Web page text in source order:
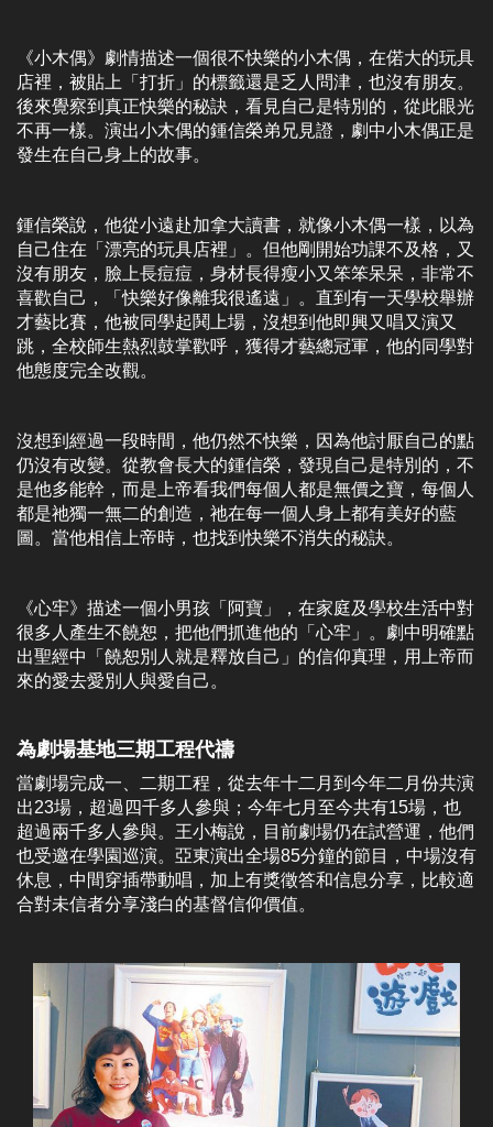
《小木偶》劇情描述一個很不快樂的小木偶，在偌大的玩具
店裡，被貼上「打折」的標籤還是乏人問津，也沒有朋友。
後來覺察到真正快樂的秘訣，看見自己是特別的，從此眼光
不再一樣。演出小木偶的鍾信榮弟兄見證，劇中小木偶正是
發生在自己身上的故事。
鍾信榮說，他從小遠赴加拿大讀書，就像小木偶一樣，以為
自己住在「漂亮的玩具店裡」。但他剛開始功課不及格，又
沒有朋友，臉上長痘痘，身材長得瘦小又笨笨呆呆，非常不
喜歡自己，「快樂好像離我很遙遠」。直到有一天學校舉辦
才藝比賽，他被同學起鬨上場，沒想到他即興又唱又演又
跳，全校師生熱烈鼓掌歡呼，獲得才藝總冠軍，他的同學對
他態度完全改觀。
沒想到經過一段時間，他仍然不快樂，因為他討厭自己的點
仍沒有改變。從教會長大的鍾信榮，發現自己是特別的，不
是他多能幹，而是上帝看我們每個人都是無價之寶，每個人
都是祂獨一無二的創造，祂在每一個人身上都有美好的藍
圖。當他相信上帝時，也找到快樂不消失的秘訣。
《心牢》描述一個小男孩「阿寶」，在家庭及學校生活中對
很多人產生不饒恕，把他們抓進他的「心牢」。劇中明確點
出聖經中「饒恕別人就是釋放自己」的信仰真理，用上帝而
來的愛去愛別人與愛自己。
為劇場基地三期工程代禱
當劇場完成一、二期工程，從去年十二月到今年二月份共演
出23場，超過四千多人參與；今年七月至今共有15場，也
超過兩千多人參與。王小梅說，目前劇場仍在試營運，他們
也受邀在學園巡演。亞東演出全場85分鐘的節目，中場沒有
休息，中間穿插帶動唱，加上有獎徵答和信息分享，比較適
合對未信者分享淺白的基督信仰價值。